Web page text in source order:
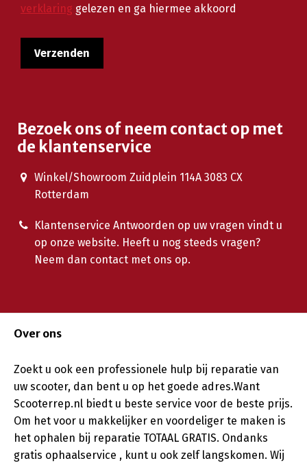
verklaring gelezen en ga hiermee akkoord
Bezoek ons of neem contact op met
de klantenservice
Winkel/Showroom Zuidplein 114A 3083 CX
Rotterdam
Klantenservice Antwoorden op uw vragen vindt u
op onze website. Heeft u nog steeds vragen?
Neem dan contact met ons op.
Over ons
Zoekt u ook een professionele hulp bij reparatie van
uw scooter, dan bent u op het goede adres.Want
Scooterrep.nl biedt u beste service voor de beste prijs.
Om het voor u makkelijker en voordeliger te maken is
het ophalen bij reparatie TOTAAL GRATIS. Ondanks
gratis ophaalservice , kunt u ook zelf langskomen. Wij